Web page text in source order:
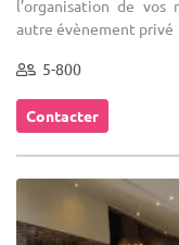
l’organisation de vos
autre évènement privé
5-800
Contacter